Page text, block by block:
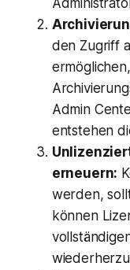
den Zugriff
Admin
entstehen
erneuern:
werden,
können